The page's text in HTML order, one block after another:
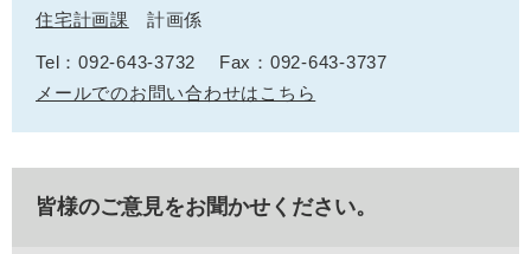
住宅計画課 計画係
Tel：092-643-3732
Fax：092-643-3737
メールでのお問い合わせはこちら
皆様のご意見をお聞かせください。